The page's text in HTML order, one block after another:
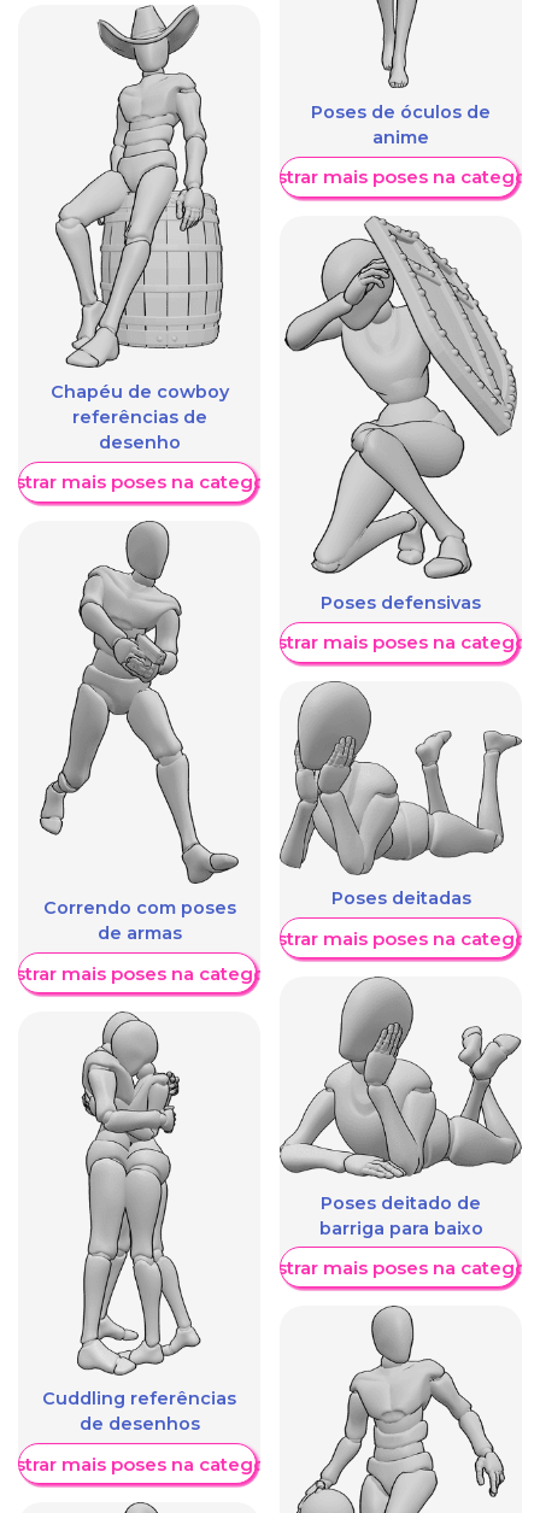
Chapéu de cowboy
referências de
desenho
mais poses na categoria
Correndo com poses
de armas
mais poses na categoria
Cuddling referências
de desenhos
mais poses na categoria
Poses de óculos de
anime
Mostrar mais poses na
Poses defensivas
Mostrar mais poses na
Poses deitadas
Mostrar mais poses na
Poses deitado de
barriga para baixo
Mostrar mais poses na